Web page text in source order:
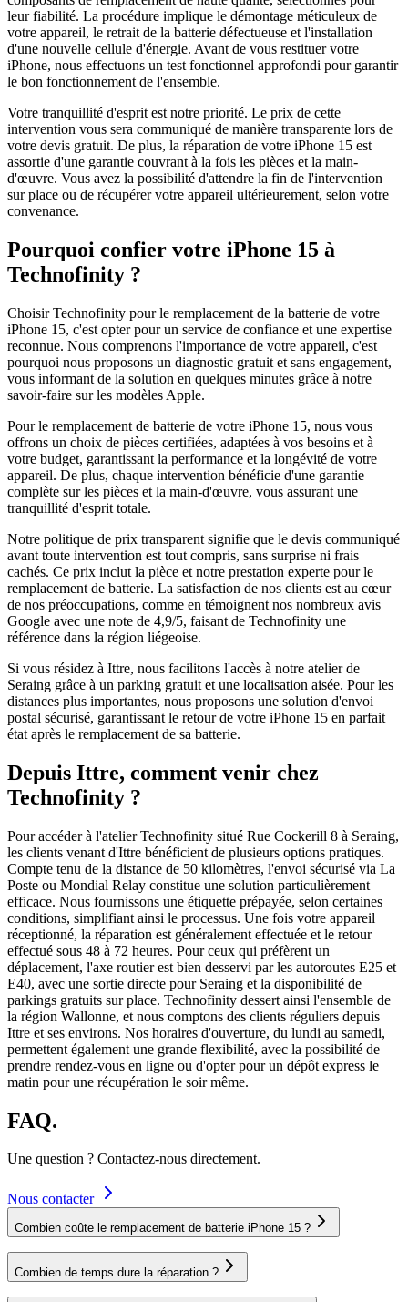
leur fiabilité. La procédure implique le démontage méticuleux de
votre appareil, le retrait de la batterie défectueuse et l'installation
d'une nouvelle cellule d'énergie. Avant de vous restituer votre
iPhone, nous effectuons un test fonctionnel approfondi pour garantir
le bon fonctionnement de l'ensemble.
Votre tranquillité d'esprit est notre priorité. Le prix de cette
intervention vous sera communiqué de manière transparente lors de
votre devis gratuit. De plus, la réparation de votre iPhone 15 est
assortie d'une garantie couvrant à la fois les pièces et la main-
d'œuvre. Vous avez la possibilité d'attendre la fin de l'intervention
sur place ou de récupérer votre appareil ultérieurement, selon votre
convenance.
Pourquoi confier votre iPhone 15 à
Technofinity ?
Choisir Technofinity pour le remplacement de la batterie de votre
iPhone 15, c'est opter pour un service de confiance et une expertise
reconnue. Nous comprenons l'importance de votre appareil, c'est
pourquoi nous proposons un diagnostic gratuit et sans engagement,
vous informant de la solution en quelques minutes grâce à notre
savoir-faire sur les modèles Apple.
Pour le remplacement de batterie de votre iPhone 15, nous vous
offrons un choix de pièces certifiées, adaptées à vos besoins et à
votre budget, garantissant la performance et la longévité de votre
appareil. De plus, chaque intervention bénéficie d'une garantie
complète sur les pièces et la main-d'œuvre, vous assurant une
tranquillité d'esprit totale.
Notre politique de prix transparent signifie que le devis communiqué
avant toute intervention est tout compris, sans surprise ni frais
cachés. Ce prix inclut la pièce et notre prestation experte pour le
remplacement de batterie. La satisfaction de nos clients est au cœur
de nos préoccupations, comme en témoignent nos nombreux avis
Google avec une note de 4,9/5, faisant de Technofinity une
référence dans la région liégeoise.
Si vous résidez à Ittre, nous facilitons l'accès à notre atelier de
Seraing grâce à un parking gratuit et une localisation aisée. Pour les
distances plus importantes, nous proposons une solution d'envoi
postal sécurisé, garantissant le retour de votre iPhone 15 en parfait
état après le remplacement de sa batterie.
Depuis Ittre, comment venir chez
Technofinity ?
Pour accéder à l'atelier Technofinity situé Rue Cockerill 8 à Seraing,
les clients venant d'Ittre bénéficient de plusieurs options pratiques.
Compte tenu de la distance de 50 kilomètres, l'envoi sécurisé via La
Poste ou Mondial Relay constitue une solution particulièrement
efficace. Nous fournissons une étiquette prépayée, selon certaines
conditions, simplifiant ainsi le processus. Une fois votre appareil
réceptionné, la réparation est généralement effectuée et le retour
effectué sous 48 à 72 heures. Pour ceux qui préfèrent un
déplacement, l'axe routier est bien desservi par les autoroutes E25 et
E40, avec une sortie directe pour Seraing et la disponibilité de
parkings gratuits sur place. Technofinity dessert ainsi l'ensemble de
la région Wallonne, et nous comptons des clients réguliers depuis
Ittre et ses environs. Nos horaires d'ouverture, du lundi au samedi,
permettent également une grande flexibilité, avec la possibilité de
prendre rendez-vous en ligne ou d'opter pour un dépôt express le
matin pour une récupération le soir même.
FAQ.
Une question ? Contactez-nous directement.
Nous contacter
Combien coûte le remplacement de batterie iPhone 15 ?
Combien de temps dure la réparation ?